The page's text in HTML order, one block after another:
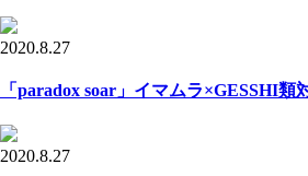
2020.8.27
「paradox soar」イマムラ×GESSHI類
2020.8.27